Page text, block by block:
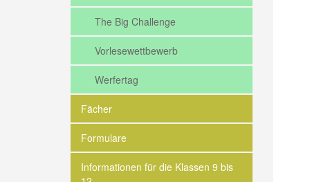
The Big Challenge
Vorlesewettbewerb
Werfertag
Fächer
Formulare
Informationen für die Klassen 9 bis